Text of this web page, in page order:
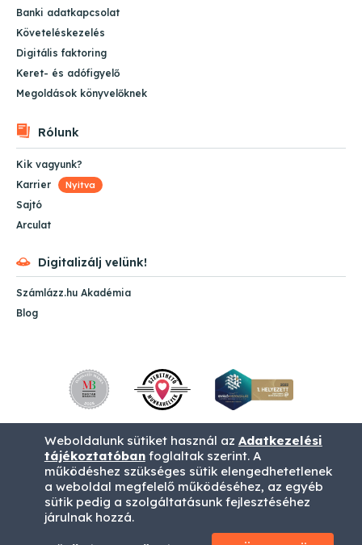
Banki adatkapcsolat
Követeléskezelés
Digitális faktoring
Keret- és adófigyelő
Megoldások könyvelőknek
Rólunk
Kik vagyunk?
Karrier
Nyitva
Sajtó
Arculat
Digitalizálj velünk!
Számlázz.hu Akadémia
Blog
ÁSZF Impresszum
Adatvédelem
Fizetési tájékoztató (SimplePay)
Weboldalunk sütiket használ az Adatkezelési
tájékoztatóbanfoglaltak szerint. A
működéshez szükséges sütik elengedhetetlenek
a weboldal megfelelő működéséhez, az egyéb
sütik pedig a szolgáltatásunk fejlesztéséhez
járulnak hozzá.